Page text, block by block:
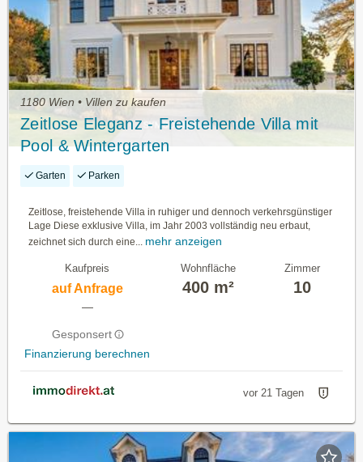
1180 Wien • Villen zu kaufen
Zeitlose Eleganz - Freistehende Villa mit
Pool & Wintergarten
Garten Parken
Zeitlose, freistehende Villa in ruhiger und dennoch verkehrsgünstiger
Lage Diese exklusive Villa, im Jahr 2003 vollständig neu erbaut,
zeichnet sich durch eine... mehr anzeigen
Kaufpreis
auf Anfrage
—
Gesponsert
Finanzierung berechnen
Wohnfläche
400 m²
Zimmer
10
vor 21 Tagen